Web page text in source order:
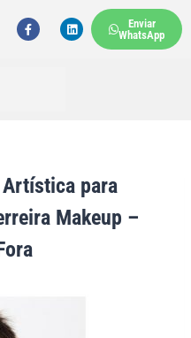
Enviar
WhatsApp
para
Makeup –